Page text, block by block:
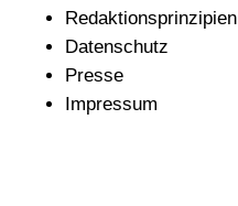
Redak­ti­ons­prin­zi­pien
Daten­schutz
Presse
Impressum